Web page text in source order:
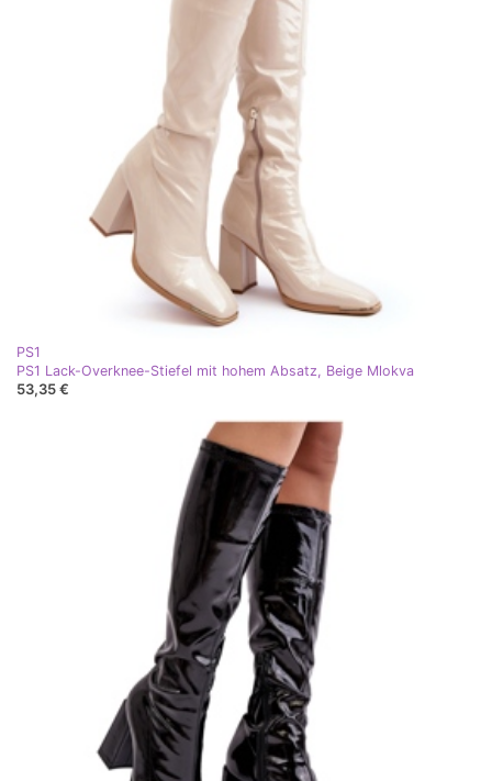
PS1
PS1 Lack-Overknee-Stiefel mit hohem Absatz, Beige Mlokva
53,35 €